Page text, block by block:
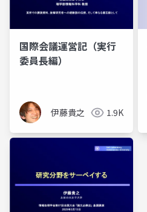
国際会議運営記（実行
委員長編）
伊藤貴之 1.9K